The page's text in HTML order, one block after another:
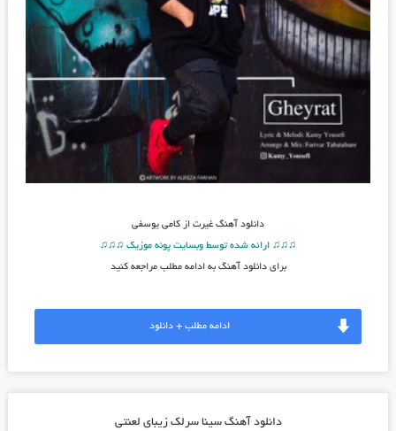
دانلود آهنگغیرت از کامی یوسفی
♫♫♫ ارائه شده توسط وبسایت پونه موزیک ♫♫♫
برای دانلود آهنگ به ادامه مطلب مراجعه کنید
ادامه مطلب + دانلود
دانلود آهنگ سینا سرلک زیبای لعنتی